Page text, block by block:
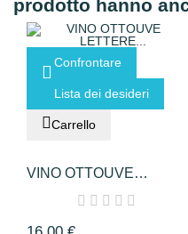
prodotto hanno
Confrontare
Lista dei desideri
Carrello
VINO OTTOUVE
LETTERE...